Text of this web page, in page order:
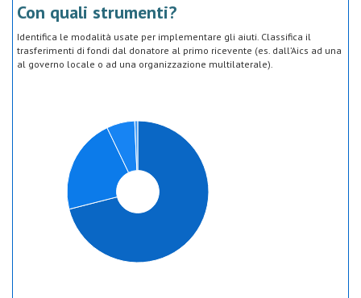
Con quali strumenti?
Identifica le modalità usate per implementare gli aiuti. Classifica il
trasferimenti di fondi dal donatore al primo ricevente (es. dall’Aics ad una
al governo locale o ad una organizzazione multilaterale).